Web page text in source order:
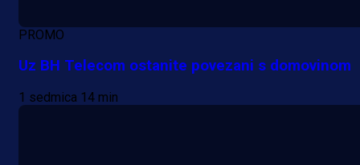
PROMO
Uz BH Telecom ostanite povezani s domovinom
1 sedmica 14 min